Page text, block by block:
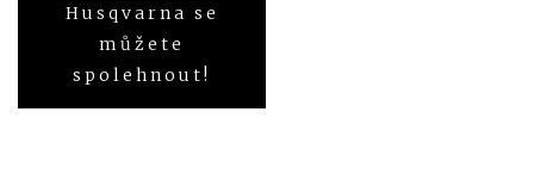
Husqvarna se
můžete
spolehnout!